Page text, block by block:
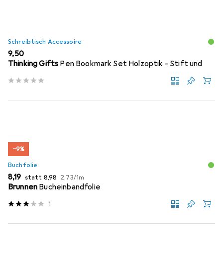
Schreibtisch Accessoire
EUR
9,50
Thinking Gifts Pen Bookmark Set Holzoptik - Stift und
−9%
Buchfolie
EUR
8,19 statt EUR
8,98 EUR
2,73/1m
Brunnen Bucheinbandfolie
1